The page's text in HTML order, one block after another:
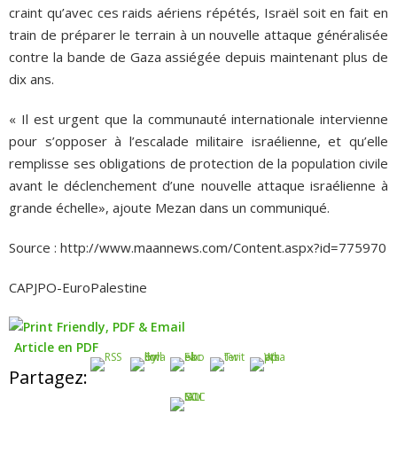
craint qu’avec ces raids aériens répétés, Israël soit en fait en
train de préparer le terrain à un nouvelle attaque généralisée
contre la bande de Gaza assiégée depuis maintenant plus de
dix ans.
« Il est urgent que la communauté internationale intervienne
pour s’opposer à l’escalade militaire israélienne, et qu’elle
remplisse ses obligations de protection de la population civile
avant le déclenchement d’une nouvelle attaque israélienne à
grande échelle», ajoute Mezan dans un communiqué.
Source : http://www.maannews.com/Content.aspx?id=775970
CAPJPO-EuroPalestine
Article en PDF
Partagez: